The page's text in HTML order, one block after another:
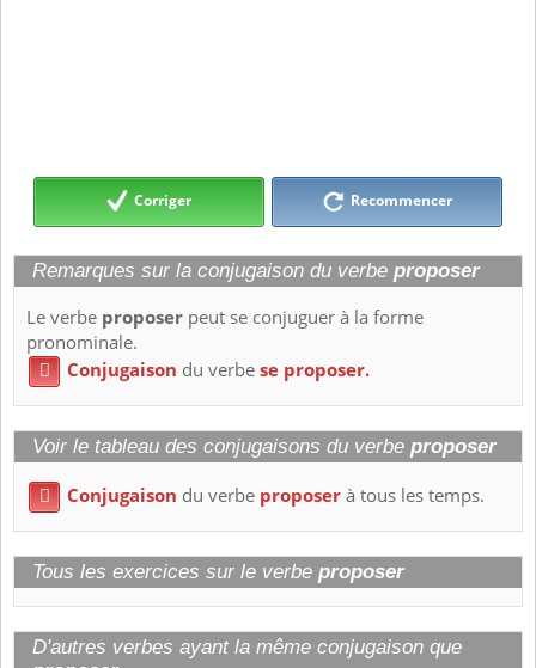
Corriger Recommencer
Remarques sur la conjugaison du verbe proposer
Le verbe proposer peut se conjuguer à la forme
pronominale.
 Conjugaison du verbese proposer.
Voir le tableau des conjugaisons du verbe proposer
 Conjugaison du verbe proposerà tous les temps.
Tous les exercices sur le verbe proposer
D'autres verbes ayant la même conjugaison que